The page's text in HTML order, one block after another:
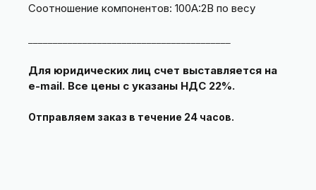
Соотношение компонентов: 100A:2B по весу
Для юридических лиц счет выставляется на
e-mail. Все цены с указаны НДС 22%.
Отправляем заказ в течение 24 часов.